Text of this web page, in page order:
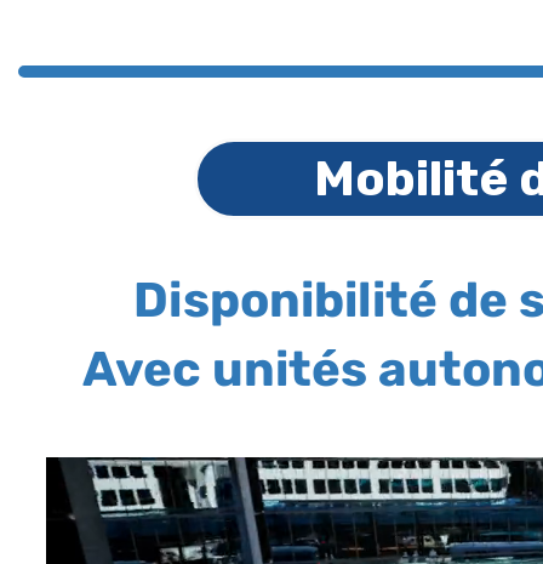
Mobilité
Disponibilité de
Avec unités